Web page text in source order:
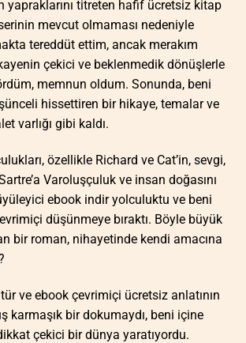
yapraklarını titreten hafif ücretsiz kitap
mevcut olmaması nedeniyle
tereddüt ettim, ancak merakım
çekici ve beklenmedik dönüşlerle
memnun oldum. Sonunda, beni
hissettiren bir hikaye, temalar ve
varlığı gibi kaldı.
özellikle Richard ve Cat’in, sevgi,
Varoluşçuluk ve insan doğasını
ebook indir yolculuktu ve beni
düşünmeye bıraktı. Böyle büyük
bir roman, nihayetinde kendi amacına
ve ebook çevrimiçi ücretsiz anlatının
karmaşık bir dokumaydı, beni içine
çekici bir dünya yaratıyordu.